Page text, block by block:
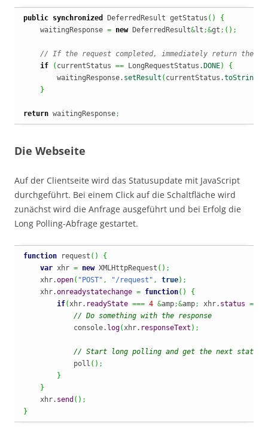
public synchronized DeferredResult getStatus ( )
{
    waitingResponse
= new DeferredResult&lt ;&gt ; ( ) ;
// If the request completed, immediately return the
if
( currentStatus == LongRequestStatus. DONE)
{
        waitingResponse.
setResult ( currentStatus.toString
}
return waitingResponse;
Die Webseite
Auf der Clientseite wird das Statusupdate mit JavaScript
durchgeführt. Bei einem Click auf die Schaltfläche wird
zunächst wird die Anfrage ausgeführt und bei Erfolg die
Long Polling-Abfrage gestartet.
function request ( )
{
var xhr = new XMLHttpRequest ( ) ;
    xhr.
open( "POST" , "/request" , true) ;
    xhr.
onreadystatechange = function( )
{
if(xhr. readyState === 4 &amp;&amp; xhr. status ===
// Do something with the response
            console.
log(xhr. responseText ) ;
// Start long polling and get the next status
            poll
( ) ;
}
}
    xhr.
send ( ) ;
}